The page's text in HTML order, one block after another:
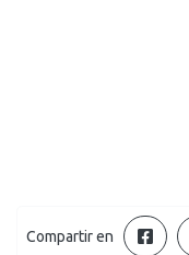
Compartir en